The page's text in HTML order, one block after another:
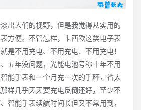
人们的视野，但是我觉得从实用的
方便。不管怎样，卡西欧这类电子表
是不用充电、不用充电、不用充电！
五年没问题，光能电池号称十年不用
能手表和一个月充一次的手环，省太
样几乎天天要充电反倒还好，至少不
智能手表续航时间长但又不常用到，